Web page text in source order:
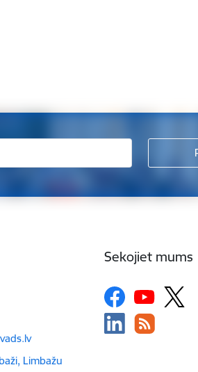
Limbažu
Sekojiet mums